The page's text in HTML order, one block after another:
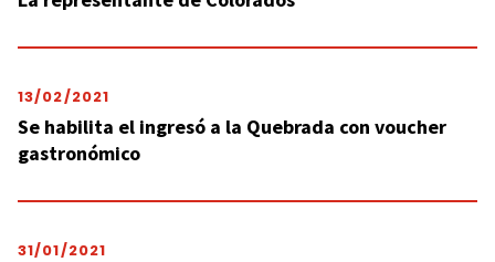
13/02/2021
Se habilita el ingresó a la Quebrada con voucher
gastronómico
31/01/2021